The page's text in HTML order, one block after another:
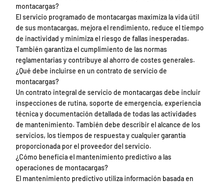
montacargas?
El servicio programado de montacargas maximiza la vida útil
de sus montacargas, mejora el rendimiento, reduce el tiempo
de inactividad y minimiza el riesgo de fallas inesperadas.
También garantiza el cumplimiento de las normas
reglamentarias y contribuye al ahorro de costes generales.
¿Qué debe incluirse en un contrato de servicio de
montacargas?
Un contrato integral de servicio de montacargas debe incluir
inspecciones de rutina, soporte de emergencia, experiencia
técnica y documentación detallada de todas las actividades
de mantenimiento. También debe describir el alcance de los
servicios, los tiempos de respuesta y cualquier garantía
proporcionada por el proveedor del servicio.
¿Cómo beneficia el mantenimiento predictivo a las
operaciones de montacargas?
El mantenimiento predictivo utiliza información basada en